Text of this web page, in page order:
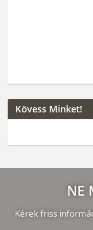
Kövess Minket!
NE
Kérek friss